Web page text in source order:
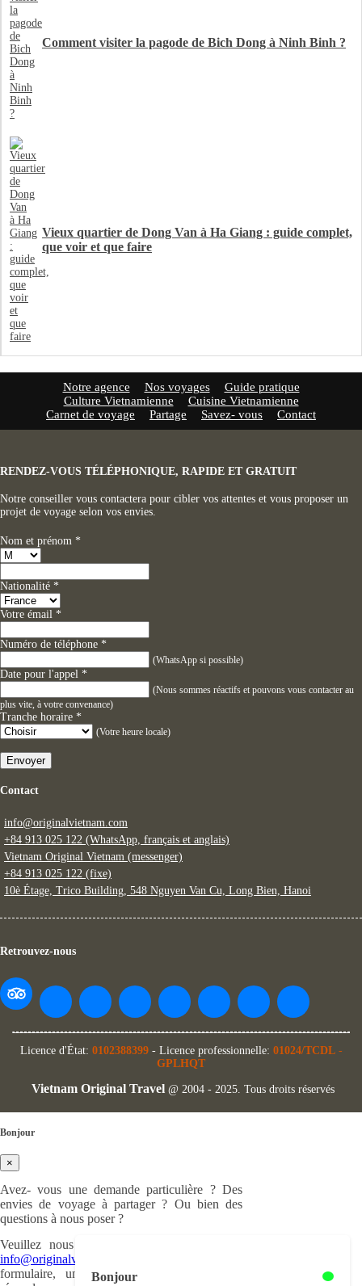
Comment visiter la pagode de Bich Dong à Ninh Binh ?
Vieux quartier de Dong Van à Ha Giang : guide complet,
que voir et que faire
Notre agence Nos voyages
Guide pratique
Culture Vietnamienne
Cuisine Vietnamienne
Carnet de voyage
Partage Savez- vous Contact
RENDEZ-VOUS TÉLÉPHONIQUE, RAPIDE ET GRATUIT
Notre conseiller vous contactera pour cibler vos attentes et vous proposer un
projet de voyage selon vos envies.
Nom et prénom *
Nationalité *
Votre émail *
Numéro de téléphone *
(WhatsApp si possible)
Date pour l'appel *
(Nous sommes réactifs et pouvons vous contacter au
plus vite, à votre convenance)
Tranche horaire *
(Votre heure locale)
Envoyer
Contact
info@originalvietnam.com
+84 913 025 122 (WhatsApp, français et anglais)
Vietnam Original Vietnam (messenger)
+84 913 025 122 (fixe)
10è Étage, Trico Building, 548 Nguyen Van Cu, Long Bien, Hanoi
Retrouvez-nous
Licence d'État: 0102388399 - Licence professionnelle: 01024/TCDL-
GPLHQT
Vietnam Original Travel @ 2004 - 2025. Tous droits réservés
Bonjour
Bonjour
×
Avez- vous une demande particulière ? Des
envies de voyage à partager ? Ou bien des
questions à nous poser ?
Veuillez nous nous écrire à cette adresse :
info@originalvietnam.com
formulaire, un de nos experts en voyage